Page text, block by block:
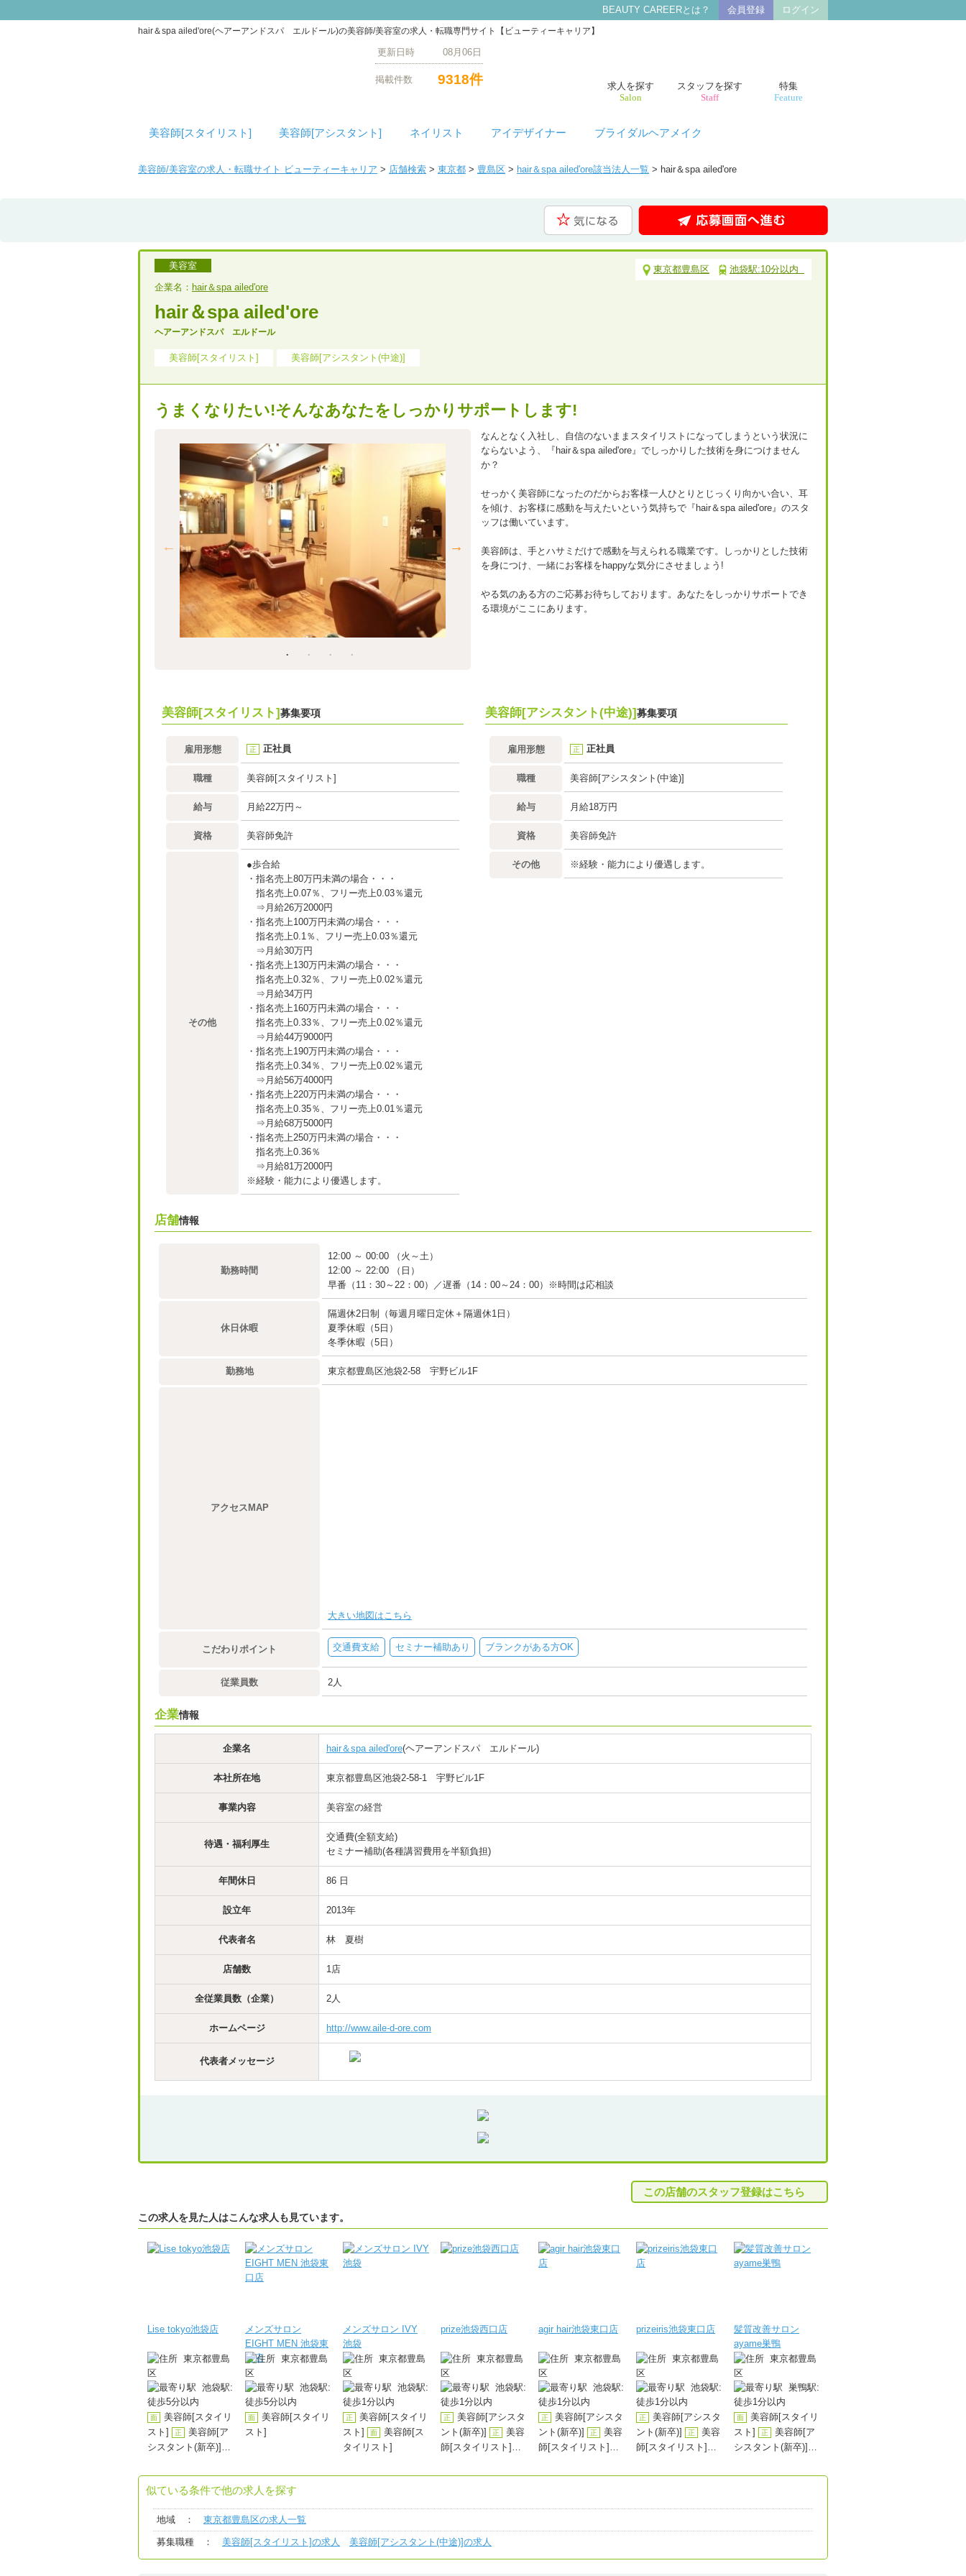
BEAUTY CAREERとは？ 会員登録 ログイン
hair＆spa ailed'ore(ヘアーアンドスパ エルドール)の美容師/美容室の求人・転職専門サイト【ビューティーキャリア】
更新日時 08月06日
9318件
掲載件数
求人を探す
Salon
スタッフを探す
Staff
特集
Feature
美容師[スタイリスト] 美容師[アシスタント] ネイリスト アイデザイナー ブライダルヘアメイク
美容師/美容室の求人・転職サイト ビューティーキャリア > 店舗検索 > 東京都 > 豊島区 > hair＆spa ailed'ore該当法人一覧 > hair＆spa ailed'ore
美容室
企業名： hair＆spa ailed'ore
東京都豊島区 池袋駅:10分以内
hair＆spa ailed'ore
ヘアーアンドスパ エルドール
美容師[スタイリスト] 美容師[アシスタント(中途)]
うまくなりたい!そんなあなたをしっかりサポートします!
なんとなく入社し、自信のないままスタイリストになってしまうという状況に
ならないよう、『hair＆spa ailed'ore』でしっかりした技術を身につけません
か？
せっかく美容師になったのだからお客様一人ひとりとじっくり向かい合い、耳
を傾け、お客様に感動を与えたいという気持ちで『hair＆spa ailed'ore』のスタ
ッフは働いています。
美容師は、手とハサミだけで感動を与えられる職業です。しっかりとした技術
を身につけ、一緒にお客様をhappyな気分にさせましょう!
やる気のある方のご応募お待ちしております。あなたをしっかりサポートでき
る環境がここにあります。
美容師[スタイリスト]募集要項
雇用形態 正 正社員
職種 美容師[スタイリスト]
給与 月給22万円～
資格 美容師免許
その他
●歩合給
・指名売上80万円未満の場合・・・
指名売上0.07％、フリー売上0.03％還元
⇒月給26万2000円
・指名売上100万円未満の場合・・・
指名売上0.1％、フリー売上0.03％還元
⇒月給30万円
・指名売上130万円未満の場合・・・
指名売上0.32％、フリー売上0.02％還元
⇒月給34万円
・指名売上160万円未満の場合・・・
指名売上0.33％、フリー売上0.02％還元
⇒月給44万9000円
・指名売上190万円未満の場合・・・
指名売上0.34％、フリー売上0.02％還元
⇒月給56万4000円
・指名売上220万円未満の場合・・・
指名売上0.35％、フリー売上0.01％還元
⇒月給68万5000円
・指名売上250万円未満の場合・・・
指名売上0.36％
⇒月給81万2000円
※経験・能力により優遇します。
美容師[アシスタント(中途)]募集要項
雇用形態 正 正社員
職種 美容師[アシスタント(中途)]
給与 月給18万円
資格 美容師免許
その他 ※経験・能力により優遇します。
店舗情報
勤務時間
12:00 ～ 00:00 （火～土）
12:00 ～ 22:00 （日）
早番（11：30～22：00）／遅番（14：00～24：00）※時間は応相談
休日休暇
隔週休2日制（毎週月曜日定休＋隔週休1日）
夏季休暇（5日）
冬季休暇（5日）
勤務地 東京都豊島区池袋2-58 宇野ビル1F
アクセスMAP
大きい地図はこちら
こだわりポイント 交通費支給 セミナー補助あり ブランクがある方OK
従業員数 2人
企業情報
企業名 hair＆spa ailed'ore(ヘアーアンドスパ エルドール)
本社所在地 東京都豊島区池袋2-58-1 宇野ビル1F
事業内容 美容室の経営
待遇・福利厚生
交通費(全額支給)
セミナー補助(各種講習費用を半額負担)
年間休日 86 日
設立年 2013年
代表者名 林 夏樹
店舗数 1店
全従業員数（企業） 2人
ホームページ http://www.aile-d-ore.com
代表者メッセージ
この店舗のスタッフ登録はこちら
この求人を見た人はこんな求人も見ています。
Lise tokyo池袋店
東京都豊島
区
池袋駅:
徒歩5分以内
面
美容師[スタイリ
スト]
正
美容師[ア
シスタント(新卒)]
スト]
メンズサロン
EIGHT MEN 池袋東
口店
東京都豊島
区
池袋駅:
徒歩5分以内
面
美容師[スタイリ
スト]
メンズサロン IVY
池袋
東京都豊島
区
池袋駅:
徒歩1分以内
正
美容師[スタイリ
スト]
面
美容師[ス
タイリスト]
prize池袋西口店
東京都豊島
区
池袋駅:
徒歩1分以内
正
美容師[アシスタ
ント(新卒)]
正
美容
師[スタイリスト]
スト]
agir hair池袋東口店
東京都豊島
区
池袋駅:
徒歩1分以内
正
美容師[アシスタ
ント(新卒)]
正
美容
師[スタイリスト]
スト]
prizeiris池袋東口店
東京都豊島
区
池袋駅:
徒歩1分以内
正
美容師[アシスタ
ント(新卒)]
正
美容
師[スタイリスト]
スト] 正
アイデザ
髪質改善サロン
ayame巣鴨
東京都豊島
区
巣鴨駅:
徒歩1分以内
面
美容師[スタイリ
スト]
正
美容師[ア
シスタント(新卒)]
スト]
似ている条件で他の求人を探す
地域 ： 東京都豊島区の求人一覧
募集職種 ： 美容師[スタイリスト]の求人 美容師[アシスタント(中途)]の求人